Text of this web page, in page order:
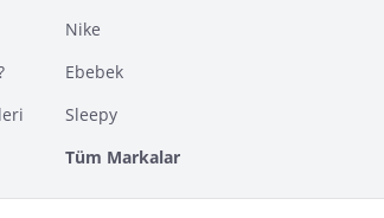
Nike
Ebebek
Sleepy
Tüm Markalar